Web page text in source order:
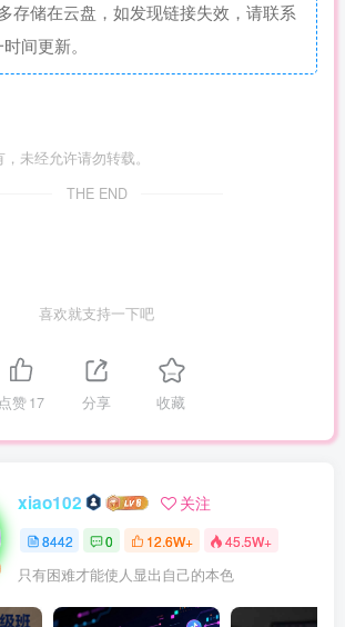
存储在云盘，如发现链接失效，请联系
间更新。
未经允许请勿转载。
THE END
喜欢就支持一下吧
点赞17 分享 收藏
xiao102 关注
8442 0 12.6W+ 45.5W+
只有困难才能使人显出自己的本色